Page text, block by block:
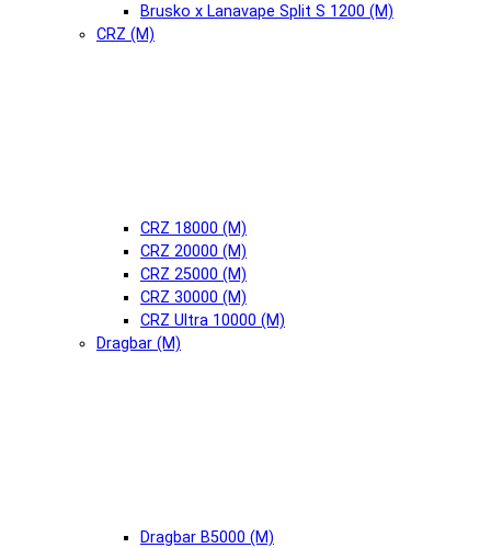
Brusko x Lanavape Split S 1200 (М)
CRZ (М)
CRZ 18000 (М)
CRZ 20000 (М)
CRZ 25000 (М)
CRZ 30000 (М)
CRZ Ultra 10000 (М)
Dragbar (М)
Dragbar B5000 (М)